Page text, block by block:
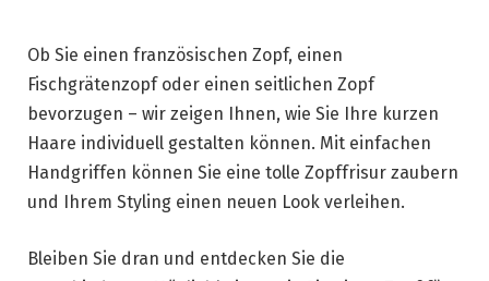
Ob Sie einen französischen Zopf, einen
Fischgrätenzopf oder einen seitlichen Zopf
bevorzugen – wir zeigen Ihnen, wie Sie Ihre kurzen
Haare individuell gestalten können. Mit einfachen
Handgriffen können Sie eine tolle Zopffrisur zaubern
und Ihrem Styling einen neuen Look verleihen.
Bleiben Sie dran und entdecken Sie die